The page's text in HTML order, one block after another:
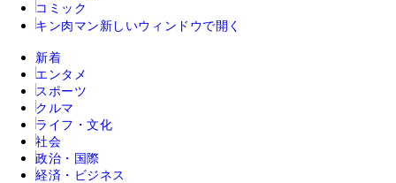
コミック
キン肉マン 新しいウィンドウで開く
新着
エンタメ
スポーツ
クルマ
ライフ・文化
社会
政治・国際
経済・ビジネス